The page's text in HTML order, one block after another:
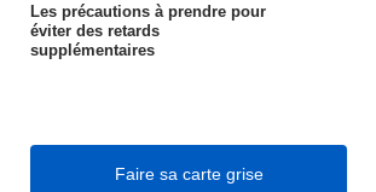
Les précautions à prendre pour
éviter des retards
supplémentaires
Faire sa carte grise